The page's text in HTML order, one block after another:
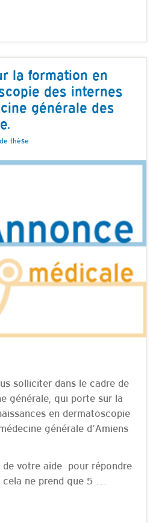
la formation en
des internes
générale des
thèse
solliciter dans le cadre de
générale, qui porte sur la
en dermatoscopie
générale d’Amiens
de votre aide pour répondre
ne prend que 5 …